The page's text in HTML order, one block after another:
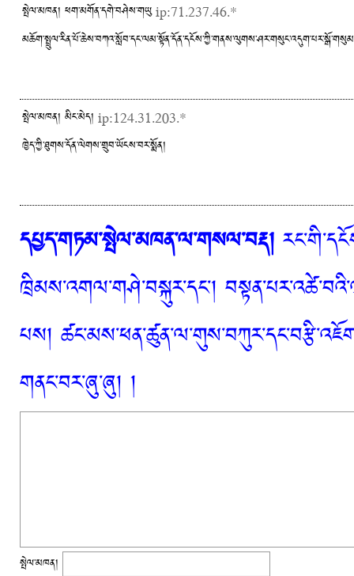
སྤེལ་མཁན། ཕག་མགོན་དགེ་བཤེས་གཡུip:71.237.46.*
སྤེལ་མཁན། མིང་མེད། ip:124.31.203.*
ཁྱེད་ཀྱི་ཐུགས་དོན་ལེགས་གྲུབ་ཡོངས་བར་སྨོན།
དཔྱད་གཏམ་སྤེལ་མཁན་ལ་གསལ་བརྡ།
ཁྲིམས་འགལ་གཤེ་བསྐུར་དང་།
པས།
གནང་བར་ཞུ་ཞུ། །
སྤེལ་མཁན།